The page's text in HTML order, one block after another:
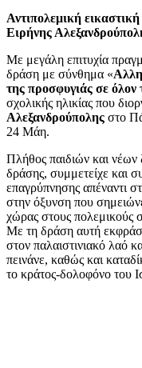
Αντιπολεμική
Ειρήνης
Με μεγάλη επιτυχία
δράση με σύνθημα «
της προσφυγιάς σε όλον
σχολικής ηλικίας που
Αλεξανδρούπολης στο
24 Μάη.
Πλήθος παιδιών και
δράσης, συμμετείχε και
επαγρύπνησης απέναντι
στην όξυνση που
χώρας στους
Με τη δράση αυτή
στον παλαιστινιακό λαό
πεινάνε, καθώς και
το κράτος-δολοφόνο του